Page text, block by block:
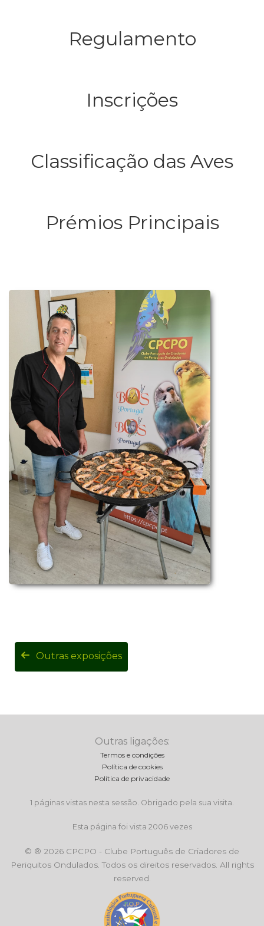
Regulamento
Inscrições
Classificação das Aves
Prémios Principais
Outras exposições
Outras ligações:
Termos e condições
Política de cookies
Política de privacidade
1 páginas vistas nesta sessão. Obrigado pela sua visita.
Esta página foi vista 2006 vezes
© ® 2026 CPCPO - Clube Português de Criadores de
Periquitos Ondulados. Todos os direitos reservados. All rights
reserved.